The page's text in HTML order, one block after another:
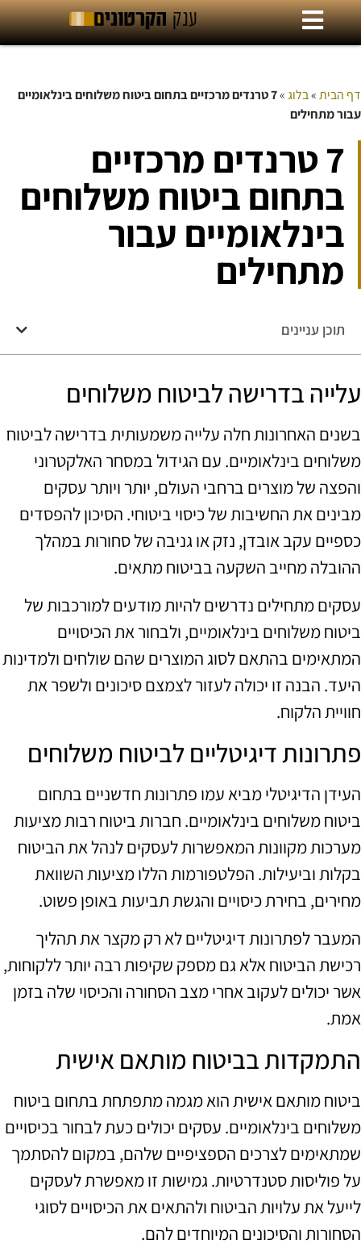
דף הבית»בלוג»
7 טרנדים מרכזיים בתחום ביטוח משלוחים בינלאומיים
עבור מתחילים
7 טרנדים מרכזיים
בתחום ביטוח משלוחים
בינלאומיים עבור
מתחילים
תוכן עניינים
עלייה בדרישה לביטוח משלוחים
בשנים האחרונות חלה עלייה משמעותית בדרישה לביטוח
משלוחים בינלאומיים. עם הגידול במסחר האלקטרוני
והפצה של מוצרים ברחבי העולם, יותר ויותר עסקים
מבינים את החשיבות של כיסוי ביטוחי. הסיכון להפסדים
כספיים עקב אובדן, נזק או גניבה של סחורות במהלך
ההובלה מחייב השקעה בביטוח מתאים.
עסקים מתחילים נדרשים להיות מודעים למורכבות של
ביטוח משלוחים בינלאומיים, ולבחור את הכיסויים
המתאימים בהתאם לסוג המוצרים שהם שולחים ולמדינות
היעד. הבנה זו יכולה לעזור לצמצם סיכונים ולשפר את
חוויית הלקוח.
פתרונות דיגיטליים לביטוח משלוחים
העידן הדיגיטלי מביא עמו פתרונות חדשניים בתחום
ביטוח משלוחים בינלאומיים. חברות ביטוח רבות מציעות
מערכות מקוונות המאפשרות לעסקים לנהל את הביטוח
בקלות וביעילות. הפלטפורמות הללו מציעות השוואת
מחירים, בחירת כיסויים והגשת תביעות באופן פשוט.
המעבר לפתרונות דיגיטליים לא רק מקצר את תהליך
רכישת הביטוח אלא גם מספק שקיפות רבה יותר ללקוחות,
אשר יכולים לעקוב אחרי מצב הסחורה והכיסוי שלה בזמן
אמת.
התמקדות בביטוח מותאם אישית
ביטוח מותאם אישית הוא מגמה מתפתחת בתחום ביטוח
משלוחים בינלאומיים. עסקים יכולים כעת לבחור בכיסויים
שמתאימים לצרכים הספציפיים שלהם, במקום להסתמך
על פוליסות סטנדרטיות. גמישות זו מאפשרת לעסקים
לייעל את עלויות הביטוח ולהתאים את הכיסויים לסוגי
הסחורות והסיכונים המיוחדים להם.